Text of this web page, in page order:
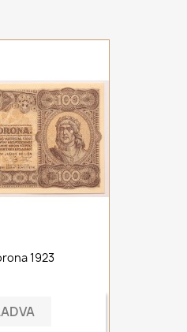
1923